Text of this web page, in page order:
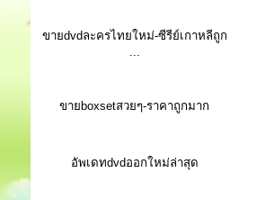
ขายdvdละครไทยใหม่-ซีรีย์เกาหลีถูก
...
ขายboxsetสวยๆ-ราคาถูกมาก
อัพเดทdvdออกใหม่ล่าสุด